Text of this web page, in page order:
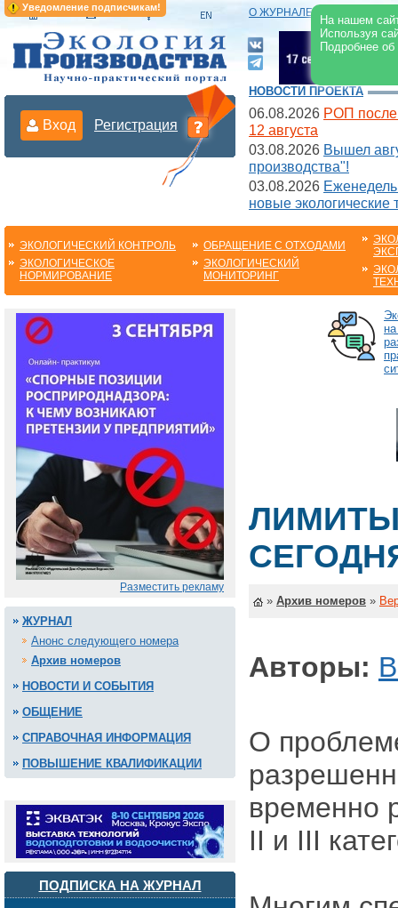
Уведомление подписчикам!
На нашем
Используя
Подробнее
О ЖУРНАЛЕ |
Вход Регистрация
НОВОСТИ ПРОЕКТА
06.08.2026 РОП после
12 августа
03.08.2026 Вышел
производства"!
03.08.2026
новые экологические
ЭКОЛОГИЧЕСКИЙ КОНТРОЛЬ
ЭКОЛОГИЧЕСКОЕ
НОРМИРОВАНИЕ
ОБРАЩЕНИЕ С ОТХОДАМИ
ЭКОЛОГИЧЕСКИЙ
МОНИТОРИНГ
Разместить рекламу
ЖУРНАЛ
Анонс следующего номера
Архив номеров
НОВОСТИ И СОБЫТИЯ
ОБЩЕНИЕ
СПРАВОЧНАЯ ИНФОРМАЦИЯ
ПОВЫШЕНИЕ КВАЛИФИКАЦИИ
ПОДПИСКА НА ЖУРНАЛ
» Архив номеров »
Авторы:
О
временно
II и III